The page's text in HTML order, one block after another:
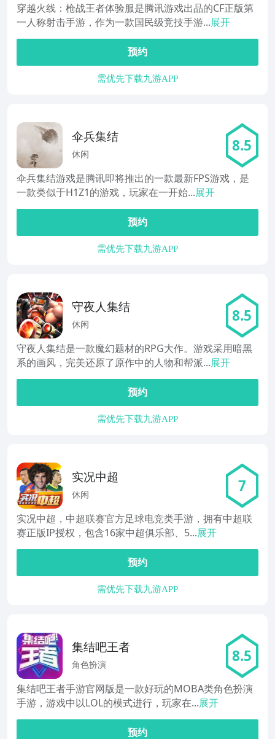
穿越火线：枪战王者体验服是腾讯游戏出品的CF正版第
一人称射击手游，作为一款国民级竞技手游...展开
预约
需优先下载九游APP
伞兵集结
休闲 8.5
伞兵集结游戏是腾讯即将推出的一款最新FPS游戏，是
一款类似于H1Z1的游戏，玩家在一开始...展开
预约
需优先下载九游APP
守夜人集结
休闲 8.5
守夜人集结是一款魔幻题材的RPG大作。游戏采用暗黑
系的画风，完美还原了原作中的人物和帮派...展开
预约
需优先下载九游APP
实况中超
休闲 7
实况中超，中超联赛官方足球电竞类手游，拥有中超联
赛正版IP授权，包含16家中超俱乐部、5...展开
预约
需优先下载九游APP
集结吧王者
角色扮演 8.5
集结吧王者手游官网版是一款好玩的MOBA类角色扮演
手游，游戏中以LOL的模式进行，玩家在...展开
预约